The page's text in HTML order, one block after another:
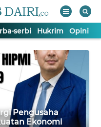
serbi Hukrim Opini
Pengusaha
Ekonomi